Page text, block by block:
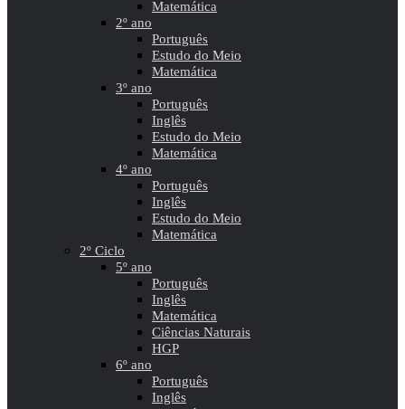
Matemática
2º ano
Português
Estudo do Meio
Matemática
3º ano
Português
Inglês
Estudo do Meio
Matemática
4º ano
Português
Inglês
Estudo do Meio
Matemática
2º Ciclo
5º ano
Português
Inglês
Matemática
Ciências Naturais
HGP
6º ano
Português
Inglês